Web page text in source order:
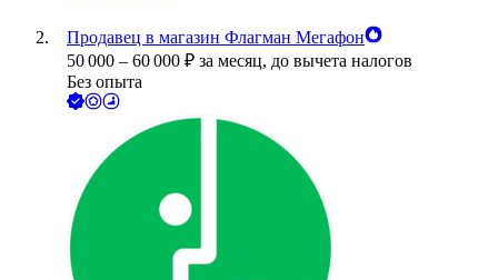
Продавец в магазин Флагман Мегафон
50 000 – 60 000 ₽ за месяц, до вычета налогов
Без опыта